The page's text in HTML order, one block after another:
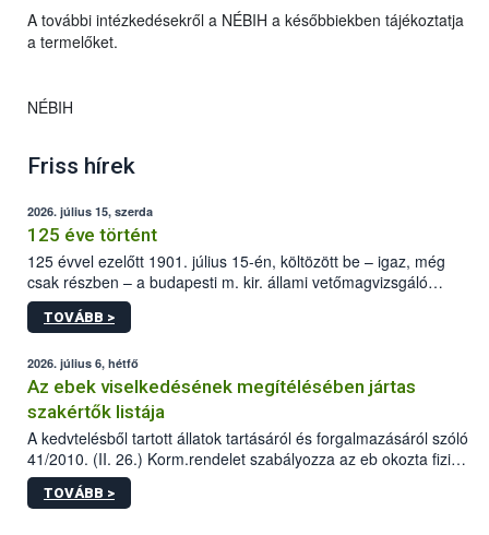
A további intézkedésekről a NÉBIH a későbbiekben tájékoztatja
a termelőket.
NÉBIH
Friss hírek
2026. július 15, szerda
125 éve történt
125 évvel ezelőtt 1901. július 15-én, költözött be – igaz, még
csak részben – a budapesti m. kir. állami vetőmagvizsgáló
állomás a Kis Rókus utca 15. szám alatti, Czigler Győző által
tervezett új épületébe.
TOVÁBB >
2026. július 6, hétfő
Az ebek viselkedésének megítélésében jártas
szakértők listája
A kedvtelésből tartott állatok tartásáról és forgalmazásáról szóló
41/2010. (II. 26.) Korm.rendelet szabályozza az eb okozta fizikai
sérülés, illetve ennek veszélye keletkezésekor felmerülő
hatósági feladatokat, valamint a veszélyes eb tartását és annak
TOVÁBB >